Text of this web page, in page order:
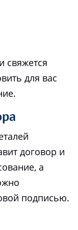
свяжется
для вас
договор и
а
подписью.